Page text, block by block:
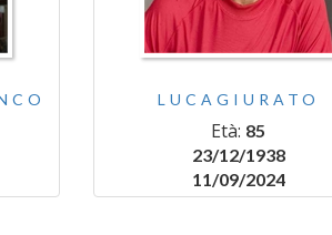
LUCAGIURATO
Età: 85
23/12/1938
11/09/2024